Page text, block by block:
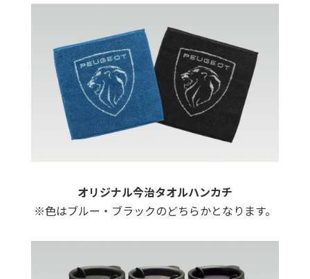
オリジナル今治タオルハンカチ
※色はブルー・ブラックのどちらかとなります。